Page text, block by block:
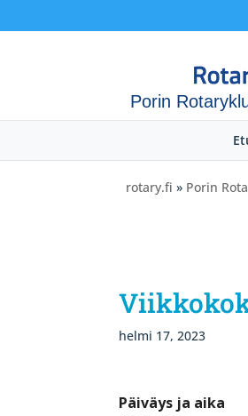
Porin
rotary.fi » Porin
helmi 17, 2023
Päiväys ja aika